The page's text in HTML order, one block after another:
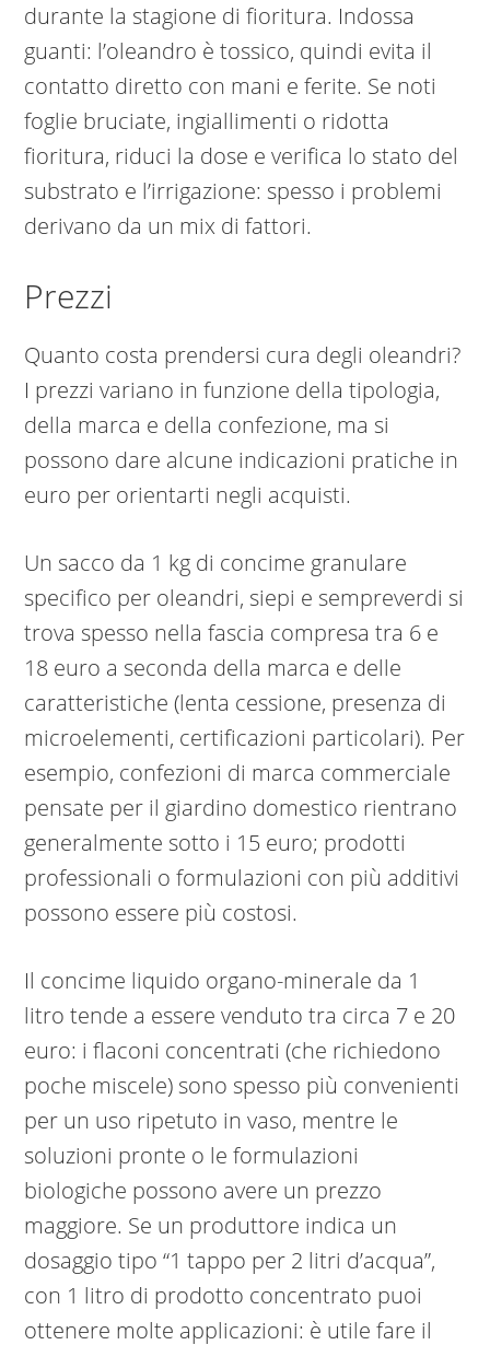
durante la stagione di fioritura. Indossa
guanti: l’oleandro è tossico, quindi evita il
contatto diretto con mani e ferite. Se noti
foglie bruciate, ingiallimenti o ridotta
fioritura, riduci la dose e verifica lo stato del
substrato e l’irrigazione: spesso i problemi
derivano da un mix di fattori.
Prezzi
Quanto costa prendersi cura degli oleandri?
I prezzi variano in funzione della tipologia,
della marca e della confezione, ma si
possono dare alcune indicazioni pratiche in
euro per orientarti negli acquisti.
Un sacco da 1 kg di concime granulare
specifico per oleandri, siepi e sempreverdi si
trova spesso nella fascia compresa tra 6 e
18 euro a seconda della marca e delle
caratteristiche (lenta cessione, presenza di
microelementi, certificazioni particolari). Per
esempio, confezioni di marca commerciale
pensate per il giardino domestico rientrano
generalmente sotto i 15 euro; prodotti
professionali o formulazioni con più additivi
possono essere più costosi.
Il concime liquido organo-minerale da 1
litro tende a essere venduto tra circa 7 e 20
euro: i flaconi concentrati (che richiedono
poche miscele) sono spesso più convenienti
per un uso ripetuto in vaso, mentre le
soluzioni pronte o le formulazioni
biologiche possono avere un prezzo
maggiore. Se un produttore indica un
dosaggio tipo “1 tappo per 2 litri d’acqua”,
con 1 litro di prodotto concentrato puoi
ottenere molte applicazioni: è utile fare il